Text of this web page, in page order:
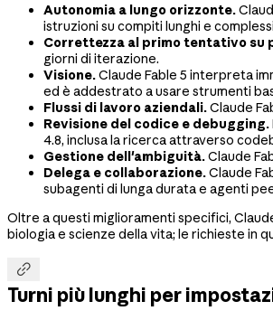
Autonomia a lungo orizzonte.
istruzioni su compiti lunghi e
Correttezza al primo tentativo su
giorni di iterazione.
Visione.Claude Fable 5 interpreta
ed è addestrato a usare strumenti
Flussi di lavoro aziendali.Claude
Revisione del codice e debugging.
4.8, inclusa la ricerca attraverso
Gestione dell'ambiguità.Claude
Delega e collaborazione.Claude
subagenti di lunga durata e agenti
Oltre a questi miglioramenti specifici,
biologia e scienze della vita; le richieste in

Turni più lunghi per